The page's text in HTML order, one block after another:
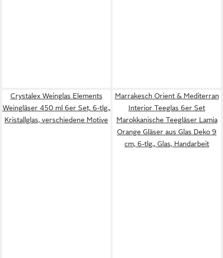
Crystalex Weinglas Elements
Weingläser 450 ml 6er Set, 6-tlg.,
Kristallglas, verschiedene Motive
Marrakesch Orient & Mediterran
Interior Teeglas 6er Set
Marokkanische Teegläser Lamia
Orange Gläser aus Glas Deko 9
cm, 6-tlg., Glas, Handarbeit